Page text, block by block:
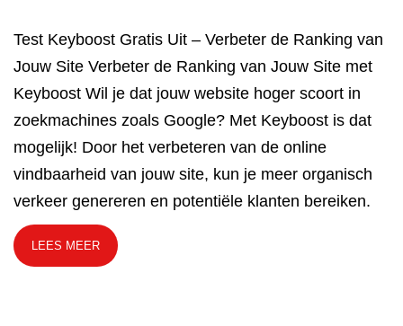
Test Keyboost Gratis Uit – Verbeter de Ranking van
Jouw Site Verbeter de Ranking van Jouw Site met
Keyboost Wil je dat jouw website hoger scoort in
zoekmachines zoals Google? Met Keyboost is dat
mogelijk! Door het verbeteren van de online
vindbaarheid van jouw site, kun je meer organisch
verkeer genereren en potentiële klanten bereiken.
LEES MEER